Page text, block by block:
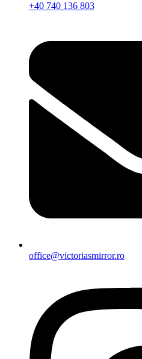
+40 740 136 803
office@victoriasmirror.ro